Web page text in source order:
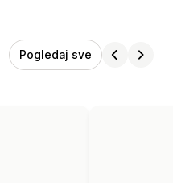
Pogledaj sve